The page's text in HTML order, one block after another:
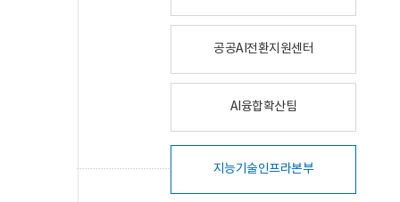
공공AI전환지원센터
AI융합확산팀
지능기술인프라본부